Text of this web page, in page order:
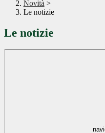
Novità >
Le notizie
Le notizie